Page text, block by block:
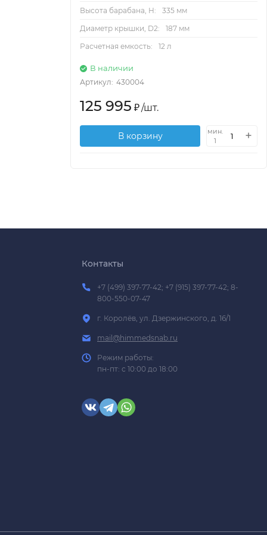
Высота барабана, H:
335 мм
Диаметр крышки, D2:
187 мм
Расчетная емкость:
12 л
В наличии
Артикул: 430004
125 995 ₽/шт.
В корзину
мин.
1
Контакты
+7 (499) 397-77-42; +7 (915) 397-77-42; 8-
800-550-07-47
г. Королёв, ул. Дзержинского, д. 16/1
mail@himmedsnab.ru
Режим работы:
пн-пт: с 10:00 до 18:00